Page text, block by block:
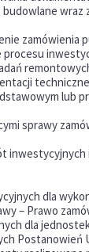
wraz
zamówienia
lub
sprawy
dla
– Prawo
dla
Postanowień